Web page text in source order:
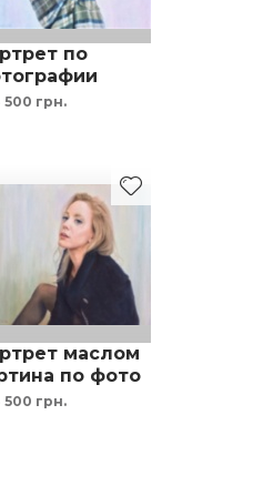
по
маслом
500 грн.
маслом
по фото
заказ
500 грн.